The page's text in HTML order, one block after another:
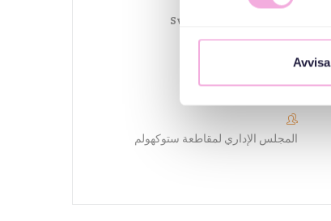
Avvisa
Svenska kyrkan Tyresö
المجلس الإداري لمقاطعة ستوكهولم